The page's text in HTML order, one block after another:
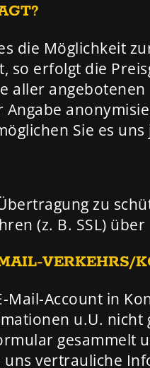
die Möglichkeit
so erfolgt die
aller
Sie es
zu
(z. B. SSL) über
VERKEHRS/
Mail-Account in
u.U. nicht
gesammelt
vertrauliche